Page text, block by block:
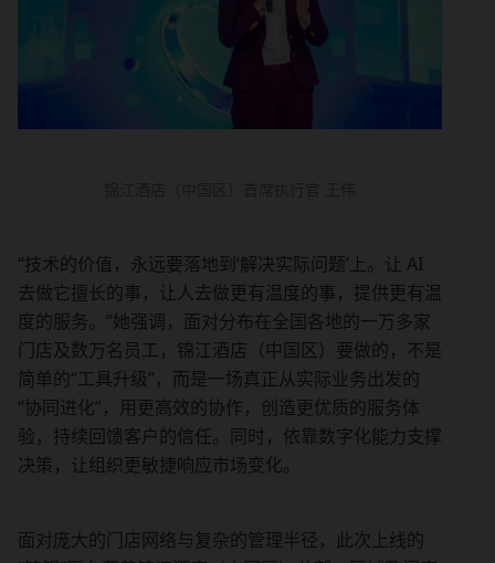
“技术的价值，永远要落地到‘解决实际问题’上。让 AI
去做它擅长的事，让人去做更有温度的事，提供更有温
度的服务。”她强调，面对分布在全国各地的一万多家
门店及数万名员工，锦江酒店（中国区）要做的，不是
简单的“工具升级”，而是一场真正从实际业务出发的
“协同进化”，用更高效的协作，创造更优质的服务体
验，持续回馈客户的信任。同时，依靠数字化能力支撑
决策，让组织更敏捷响应市场变化。
面对庞大的门店网络与复杂的管理半径，此次上线的